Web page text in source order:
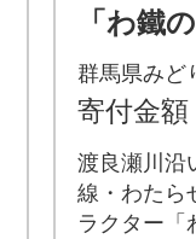
「わ鐵
グッズ&
っぷ【
群馬県みど
寄付金額
渡良瀬川沿
線・わたら
ラクター「